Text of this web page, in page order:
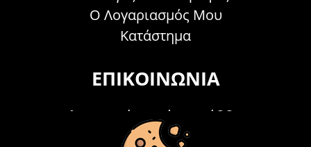
Ο Λογαριασμός Μου
Κατάστημα
ΕΠΙΚΟΙΝΩΝΊΑ
Τηλεφωνικά Δευτέρα - Σάββατο
09:00 - 15:00